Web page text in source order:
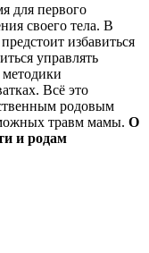
для первого
своего тела. В
избавиться
управлять
Всё это
родовым
травм мамы. О
и родам